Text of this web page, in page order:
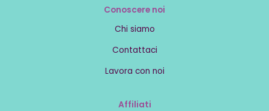
Conoscere noi
Chi siamo
Contattaci
Lavora con noi
Affiliati